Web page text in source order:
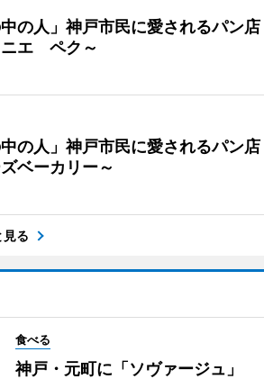
中の人」神戸市民に愛されるパン店
エ ペク～
中の人」神戸市民に愛されるパン店
ベーカリー～
見る
食べる
神戸・元町に「ソヴァージュ」